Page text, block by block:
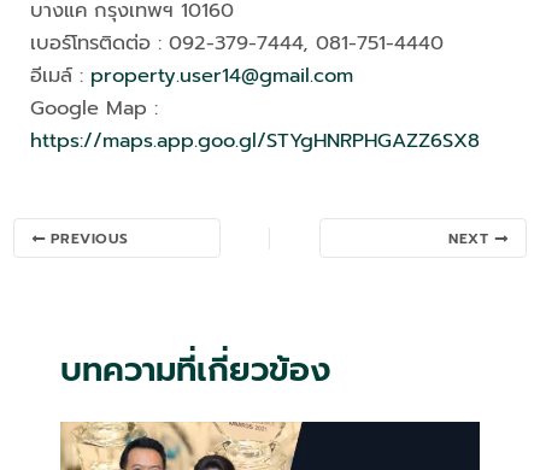
บางแค กรุงเทพฯ 10160
เบอร์โทรติดต่อ : 092-379-7444, 081-751-4440
อีเมล์ : property.user14@gmail.com
Google Map :
https://maps.app.goo.gl/STYgHNRPHGAZZ6SX8
Post
navigation
PREVIOUS NEXT
บทความที่เกี่ยวข้อง